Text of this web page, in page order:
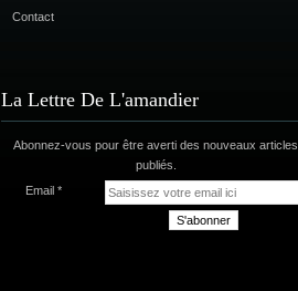
Contact
La Lettre De L'amandier
Abonnez-vous pour être averti des nouveaux articles
publiés.
Email